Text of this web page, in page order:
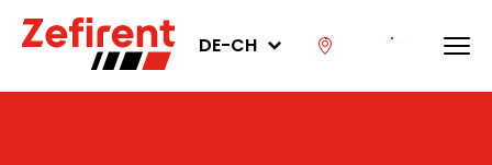
Navigation
principale
DE-CH